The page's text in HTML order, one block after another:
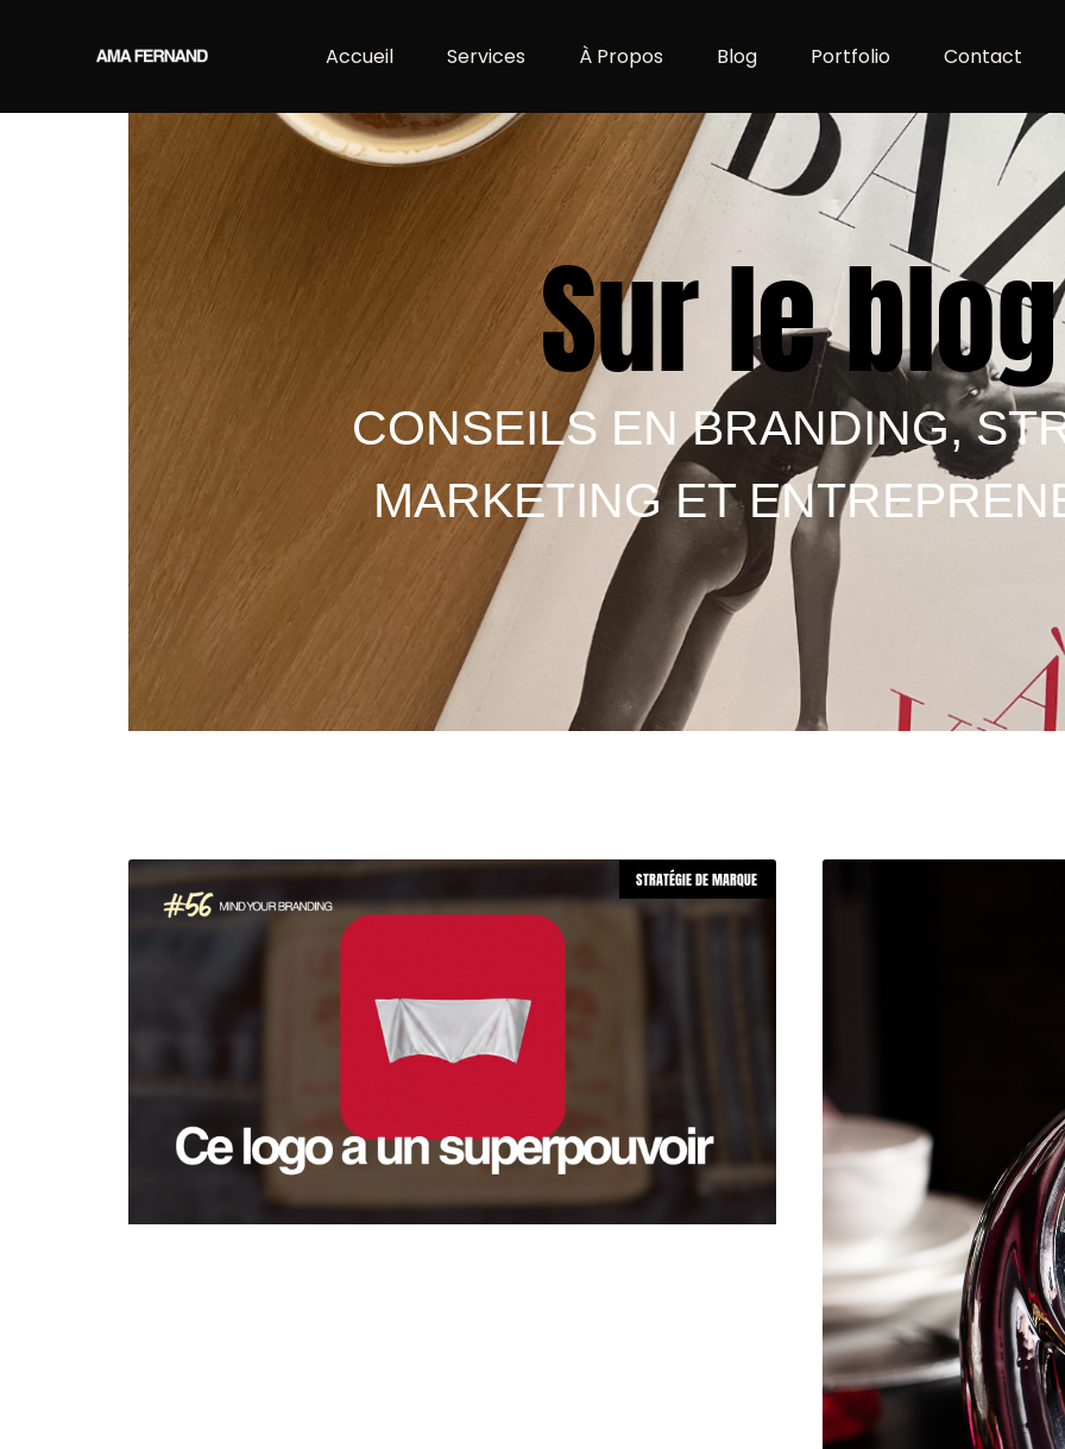
Accueil Services À Propos Blog Portfolio Contact
Sur le blog
CONSEILS EN BRANDING,
MARKETING ET
STRATÉGIE DE MARQUE